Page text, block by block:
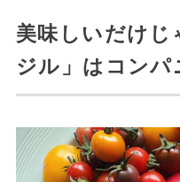
美味しいだけ
ジル」はコン